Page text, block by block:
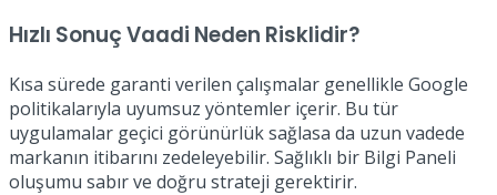
Hızlı Sonuç Vaadi Neden Risklidir?
Kısa sürede garanti verilen çalışmalar genellikle Google
politikalarıyla uyumsuz yöntemler içerir. Bu tür
uygulamalar geçici görünürlük sağlasa da uzun vadede
markanın itibarını zedeleyebilir. Sağlıklı bir Bilgi Paneli
oluşumu sabır ve doğru strateji gerektirir.